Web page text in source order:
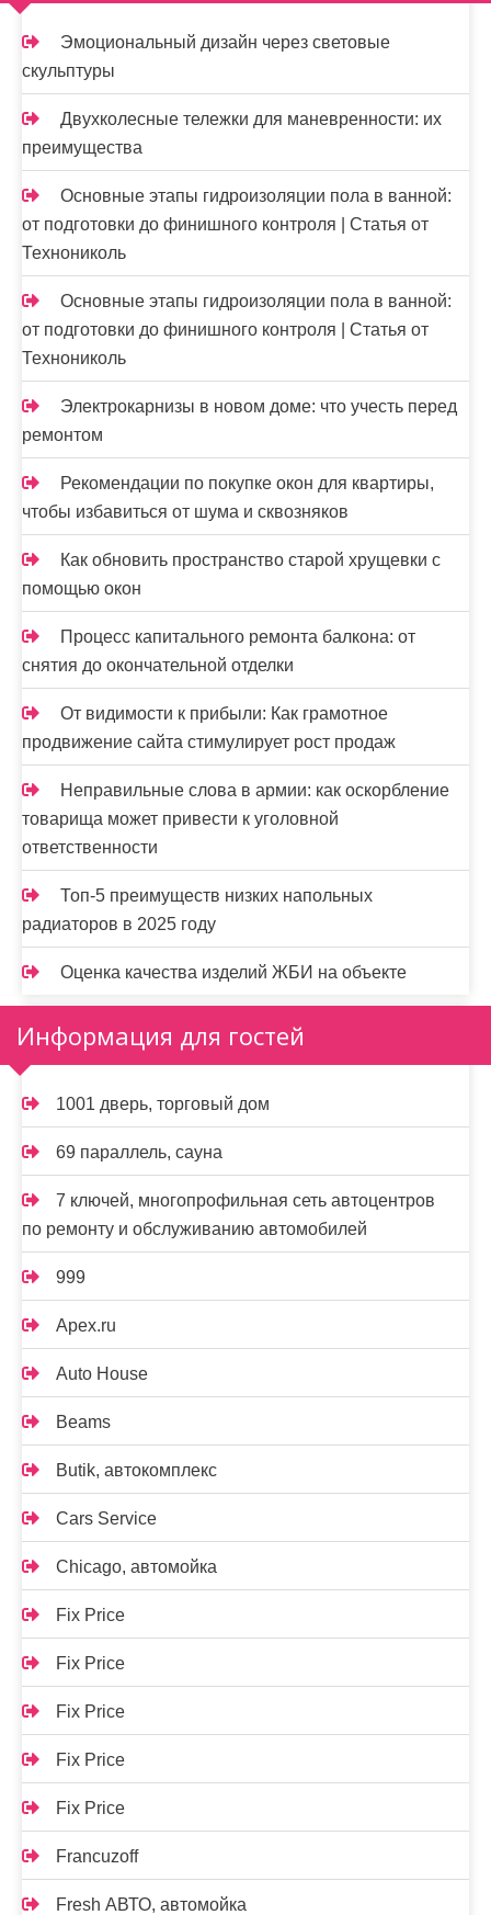
м
Эмоциональный дизайн через световые
скульптуры
Двухколесные тележки для маневренности: их
преимущества
Основные этапы гидроизоляции пола в ванной:
от подготовки до финишного контроля | Статья от
Технониколь
Основные этапы гидроизоляции пола в ванной:
от подготовки до финишного контроля | Статья от
Технониколь
Электрокарнизы в новом доме: что учесть перед
ремонтом
Рекомендации по покупке окон для квартиры,
чтобы избавиться от шума и сквозняков
Как обновить пространство старой хрущевки с
помощью окон
Процесс капитального ремонта балкона: от
снятия до окончательной отделки
От видимости к прибыли: Как грамотное
продвижение сайта стимулирует рост продаж
Неправильные слова в армии: как оскорбление
товарища может привести к уголовной
ответственности
Топ-5 преимуществ низких напольных
радиаторов в 2025 году
Оценка качества изделий ЖБИ на объекте
Информация для гостей
1001 дверь, торговый дом
69 параллель, сауна
7 ключей, многопрофильная сеть автоцентров
по ремонту и обслуживанию автомобилей
999
Apex.ru
Auto House
Beams
Butik, автокомплекс
Cars Service
Chicago, автомойка
Fix Price
Fix Price
Fix Price
Fix Price
Fix Price
Francuzoff
Fresh АВТО, автомойка